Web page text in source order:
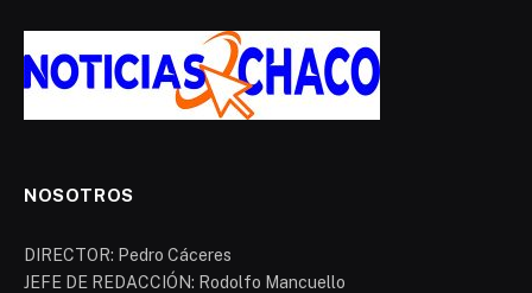
NOSOTROS
DIRECTOR: Pedro Cáceres
JEFE DE REDACCIÓN: Rodolfo Mancuello